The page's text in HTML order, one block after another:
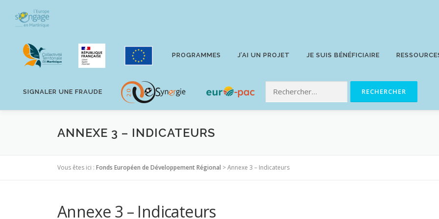
contenu
PROGRAMMES J’AI UN PROJET JE SUIS BÉNÉFICIAIRE
SIGNALER UNE FRAUDE
ANNEXE 3 – INDICATEURS
Vous êtes ici : Fonds Européen de Développement Régional >Annexe 3 – Indicateurs
Annexe 3 – Indicateurs